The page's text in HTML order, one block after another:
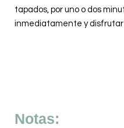
tapados, por uno o dos
inmediatamente y disfrutar
Notas: